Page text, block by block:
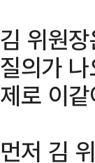
김 위원
질의가
제로 이
먼저 김